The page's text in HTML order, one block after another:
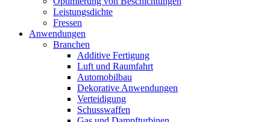
Leistungsdichte
Fressen
Anwendungen
Branchen
Additive Fertigung
Luft und Raumfahrt
Automobilbau
Dekorative Anwendungen
Verteidigung
Schusswaffen